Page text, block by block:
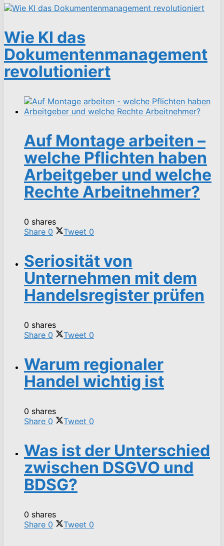
Wie KI das
Dokumentenmanagement
revolutioniert
Auf Montage arbeiten –
welche Pflichten haben
Arbeitgeber und welche
Rechte Arbeitnehmer?
0 shares
Share 0 Tweet 0
Seriosität von
Unternehmen mit dem
Handelsregister prüfen
0 shares
Share 0 Tweet 0
Warum regionaler
Handel wichtig ist
0 shares
Share 0 Tweet 0
Was ist der Unterschied
zwischen DSGVO und
BDSG?
0 shares
Share 0 Tweet 0